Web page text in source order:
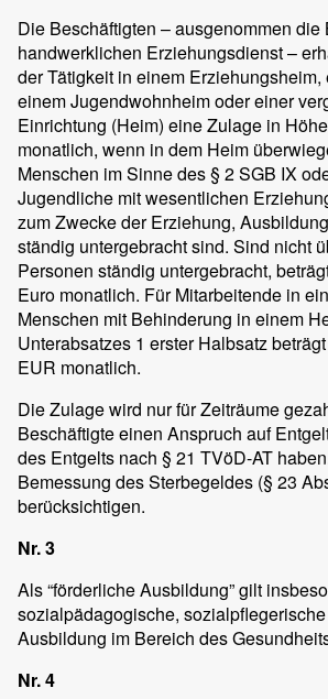
Die Beschäftigten – ausgenommen die
handwerklichen Erziehungsdienst –
der Tätigkeit in einem
einem Jugendwohnheim oder einer
Einrichtung (Heim) eine Zulage in
monatlich, wenn in dem Heim
Menschen im Sinne des § 2 SGB IX
Jugendliche mit wesentlichen
zum Zwecke der Erziehung,
ständig untergebracht sind. Sind nicht
Personen ständig untergebracht,
Euro monatlich. Für Mitarbeitende in
Menschen mit Behinderung in einem
Unterabsatzes 1 erster Halbsatz
EUR monatlich.
Die Zulage wird nur für Zeiträume
Beschäftigte einen Anspruch auf
des Entgelts nach § 21 TVöD-AT
Bemessung des Sterbegeldes (§ 23
berücksichtigen.
Nr. 3
Als “förderliche Ausbildung” gilt
sozialpädagogische,
Ausbildung im Bereich des
Nr. 4